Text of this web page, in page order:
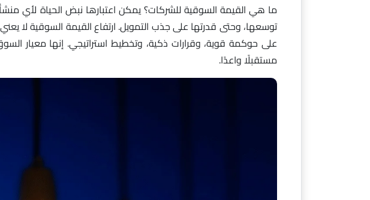
ما هي القيمة السوقية للشركات؟ يمكن اعتبارها نبض الحياة لأي
توسعها، وحتى قدرتها على جذب التمويل. ارتفاع القيمة السوقية لا
على حوكمة قوية، وقرارات ذكية، وتخطيط استراتيجي. إنها معيار
مستقبلًا واعدًا.